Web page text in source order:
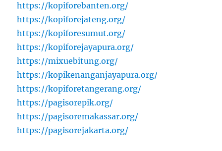
https://kopiforebanten.org/
https://kopiforejateng.org/
https://kopiforesumut.org/
https://kopiforejayapura.org/
https://mixuebitung.org/
https://kopikenanganjayapura.org/
https://kopiforetangerang.org/
https://pagisorepik.org/
https://pagisoremakassar.org/
https://pagisorejakarta.org/